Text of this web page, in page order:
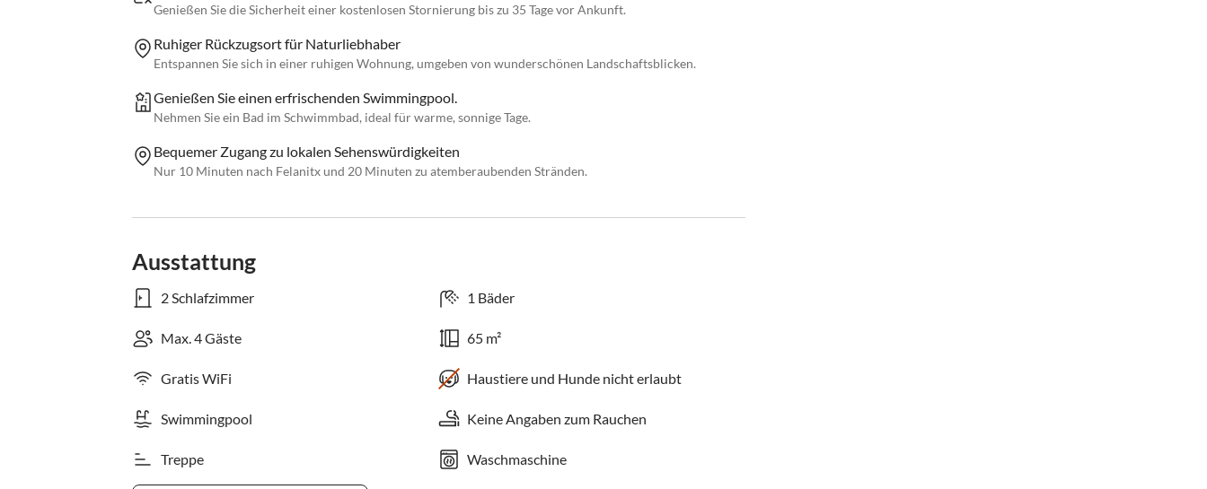
Genießen Sie die Sicherheit einer kostenlosen Stornierung bis zu 35 Tage vor Ankunft.
Ruhiger Rückzugsort für Naturliebhaber
Entspannen Sie sich in einer ruhigen Wohnung, umgeben von wunderschönen Landschaftsblicken.
Genießen Sie einen erfrischenden Swimmingpool.
Nehmen Sie ein Bad im Schwimmbad, ideal für warme, sonnige Tage.
Bequemer Zugang zu lokalen Sehenswürdigkeiten
Nur 10 Minuten nach Felanitx und 20 Minuten zu atemberaubenden Stränden.
Ausstattung
2 Schlafzimmer 1 Bäder
Max. 4 Gäste 65 m²
Gratis WiFi Haustiere und Hunde nicht erlaubt
Swimmingpool Keine Angaben zum Rauchen
Treppe Waschmaschine